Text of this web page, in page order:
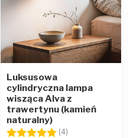
Luksusowa
cylindryczna lampa
wisząca Alva z
trawertynu (kamień
naturalny)
Ocena:
(4)